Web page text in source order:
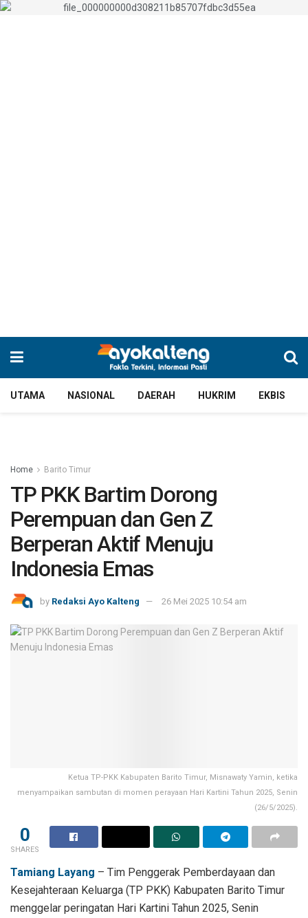
UTAMA NASIONAL DAERAH HUKRIM EKBIS
Home Barito Timur
TP PKK Bartim Dorong
Perempuan dan Gen Z
Berperan Aktif Menuju
Indonesia Emas
by Redaksi Ayo Kalteng 26 Mei 2025 10:54 am
Ketua TP-PKK Kabupaten Barito Timur, Misnawaty Yamin, ketika
menyampaikan sambutan di momen perayaan Hari Kartini Tahun 2025, Senin
(26/5/2025).
0
SHARES
Tamiang Layang – Tim Penggerak Pemberdayaan dan
Kesejahteraan Keluarga (TP PKK) Kabupaten Barito Timur
menggelar peringatan Hari Kartini Tahun 2025, Senin